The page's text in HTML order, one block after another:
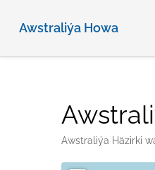
Awstraliýa Howa
Awstraliýa Häzirki